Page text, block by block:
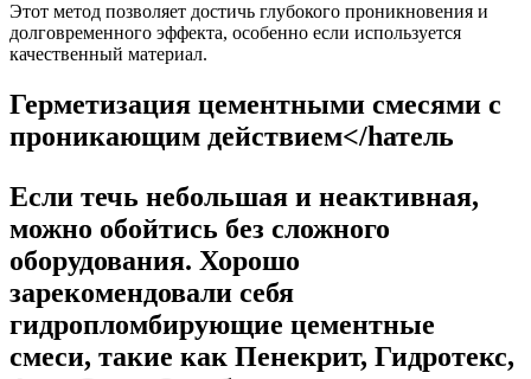
Этот метод позволяет достичь глубокого проникновения и
долговременного эффекта, особенно если используется
качественный материал.
Герметизация цементными смесями с
проникающим действием</hатель
Если течь небольшая и неактивная,
можно обойтись без сложного
оборудования. Хорошо
зарекомендовали себя
гидропломбирующие цементные
смеси, такие как Пенекрит, Гидротекс,